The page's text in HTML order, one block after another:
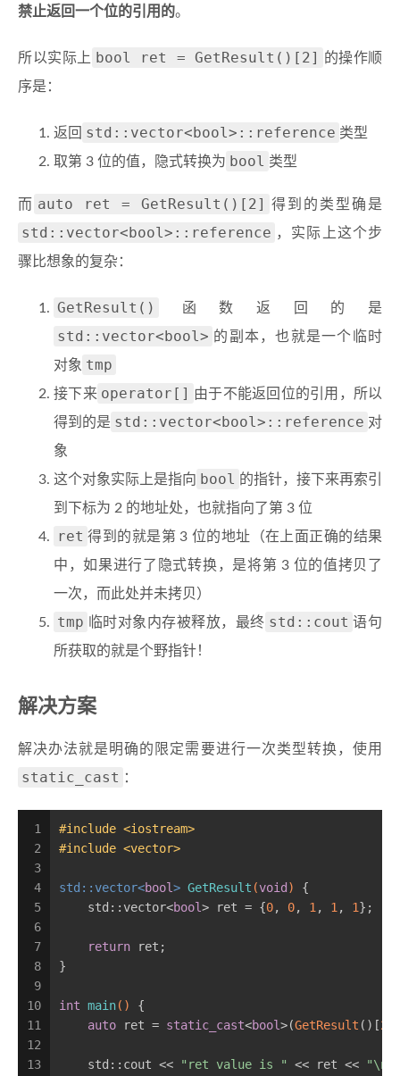
禁止返回一个位的引用的。
所以实际上 bool ret = GetResult()[2]
的操作顺
序是：
返回 std::vector<bool>::reference 类型
取第 3 位的值，隐式转换为 bool 类型
而 auto ret = GetResult()[2] 得到的类型确是
std::vector<bool>::reference ，实际上这个步
骤比想象的复杂：
GetResult() 函数返回的是
std::vector<bool> 的副本，也就是一个临时
对象 tmp
接下来 operator[] 由于不能返回位的引用，所以
得到的是 std::vector<bool>::reference 对
象
这个对象实际上是指向 bool 的指针，接下来再索引
到下标为 2 的地址处，也就指向了第 3 位
ret 得到的就是第 3 位的地址（在上面正确的结果
中，如果进行了隐式转换，是将第 3 位的值拷贝了
一次，而此处并未拷贝）
tmp 临时对象内存被释放，最终 std::cout 语句
所获取的就是个野指针！
解决方案
解决办法就是明确的限定需要进行一次类型转换，使用
static_cast ：
1
2
3
4
5
6
7
8
9
10
11
12
13
#include <iostream>
#include <vector>
std::vector<bool> GetResult (void )
{
    std::vector<
bool> ret = {0, 0, 1 , 1 , 1};
return ret;
}
int main()
{
auto ret = static_cast<bool>(GetResult ()[2
    std::cout <<
"ret value is " << ret << "\n"